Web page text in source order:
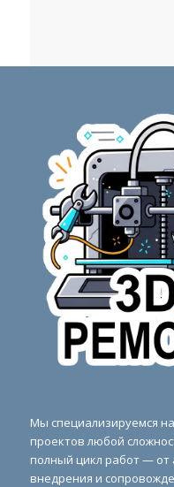
Мы специализируемся
проектов любой
полный цикл работ — от
внедрения и